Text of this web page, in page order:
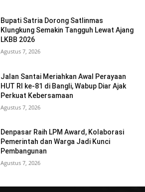
Bupati Satria Dorong Satlinmas
Klungkung Semakin Tangguh Lewat Ajang
LKBB 2026
Agustus 7, 2026
Jalan Santai Meriahkan Awal Perayaan
HUT RI ke-81 di Bangli, Wabup Diar Ajak
Perkuat Kebersamaan
Agustus 7, 2026
Denpasar Raih LPM Award, Kolaborasi
Pemerintah dan Warga Jadi Kunci
Pembangunan
Agustus 7, 2026